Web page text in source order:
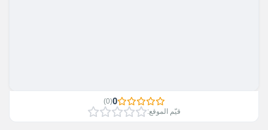
0
(
0
)
قيّم الموقع: